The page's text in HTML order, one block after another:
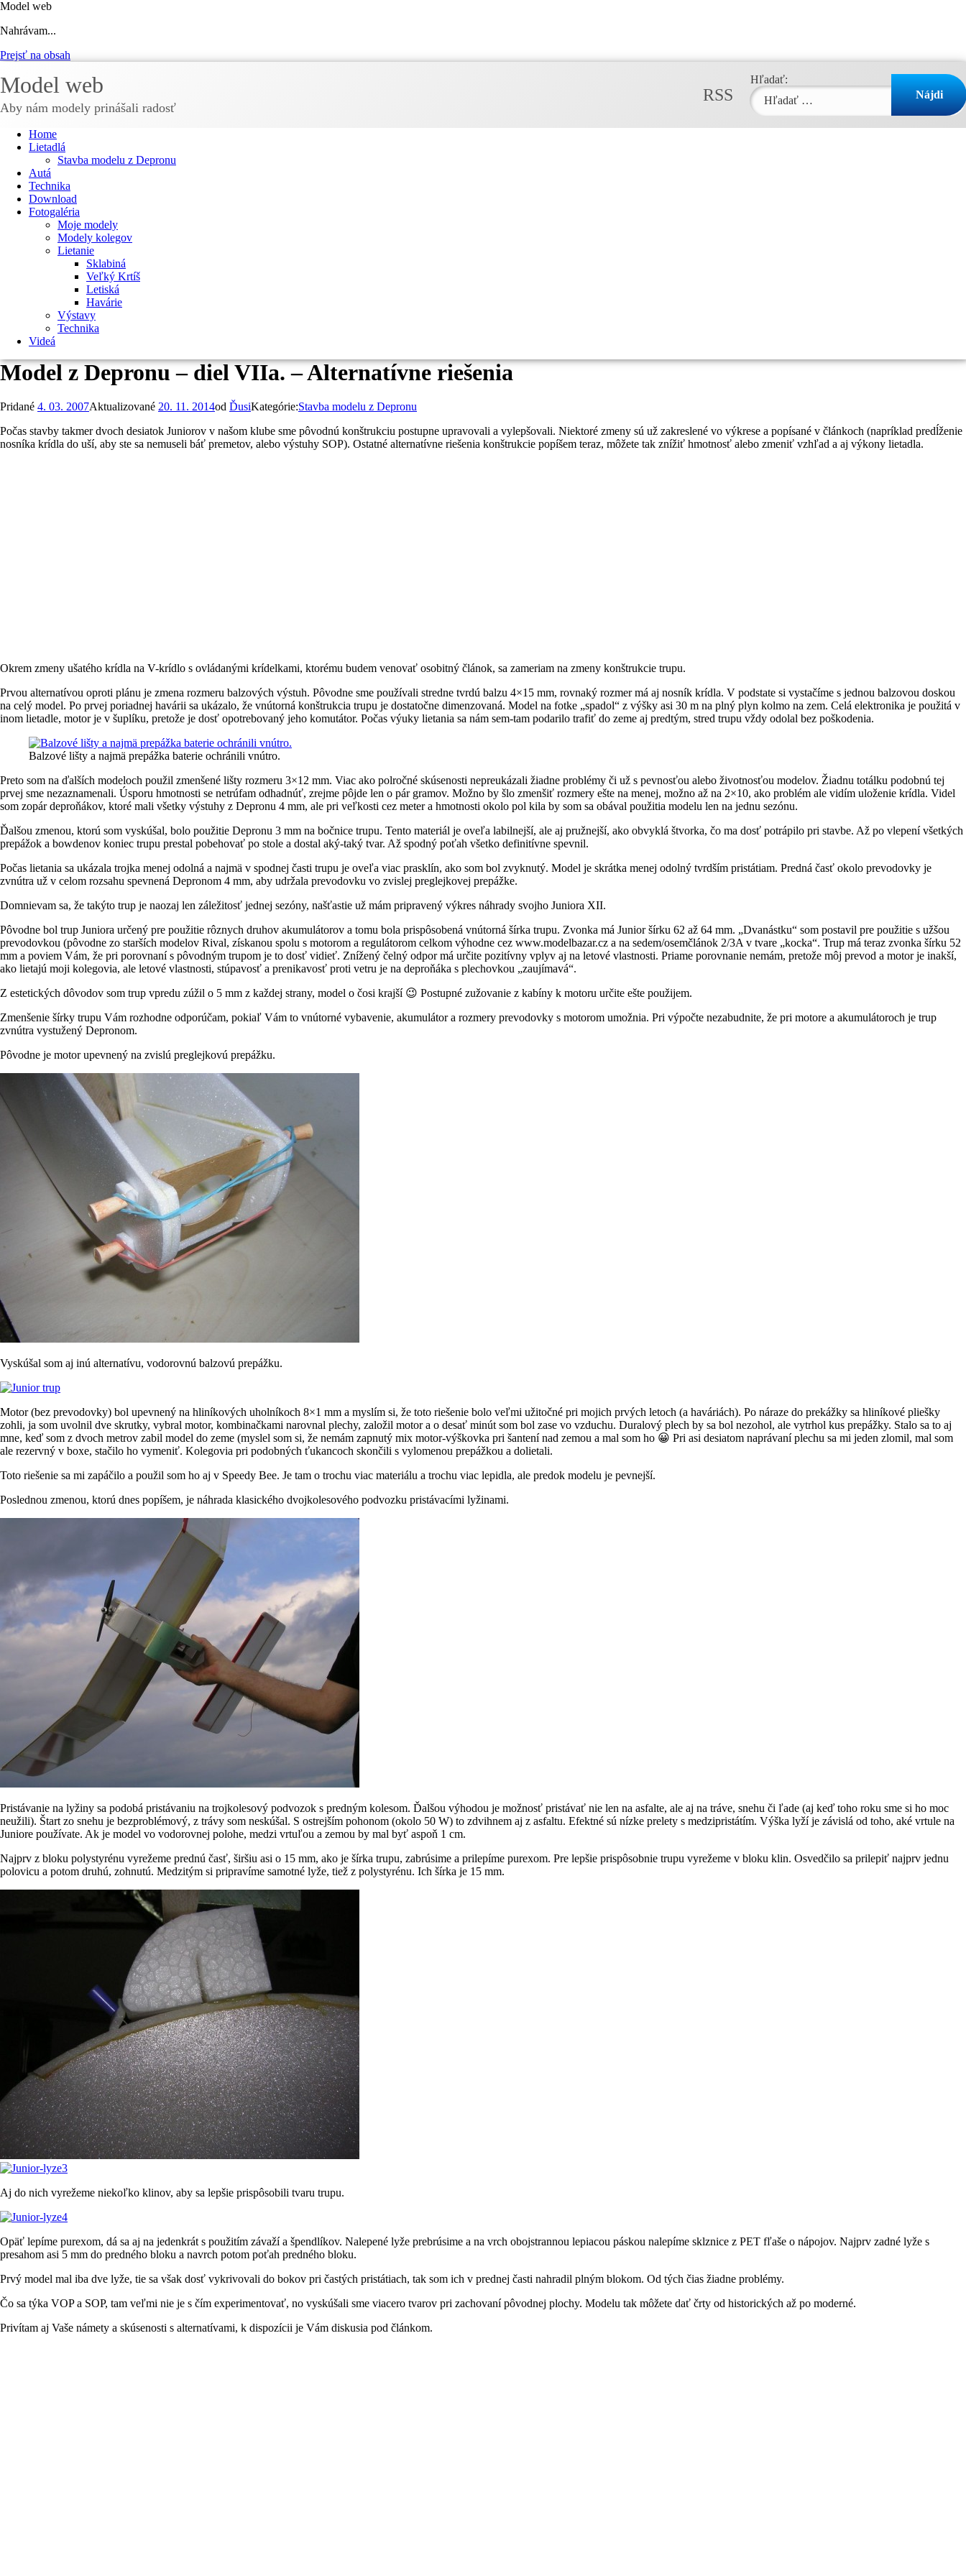
Model web
Nahrávam...
Prejsť na obsah
Model web
Aby nám modely prinášali radosť
RSS
Hľadať:
Home
Lietadlá
Stavba modelu z Depronu
Autá
Technika
Download
Fotogaléria
Moje modely
Modely kolegov
Lietanie
Sklabiná
Veľký Krtíš
Letiská
Havárie
Výstavy
Technika
Videá
Model z Depronu – diel VIIa. – Alternatívne riešenia
Pridané 4. 03. 2007Aktualizované 20. 11. 2014od ĎusiKategórie:Stavba modelu z Depronu
Počas stavby takmer dvoch desiatok Juniorov v našom klube sme pôvodnú konštrukciu postupne upravovali a vylepšovali. Niektoré zmeny sú už zakreslené vo výkrese a popísané v článkoch (napríklad predĺženie
nosníka krídla do uší, aby ste sa nemuseli báť premetov, alebo výstuhy SOP). Ostatné alternatívne riešenia konštrukcie popíšem teraz, môžete tak znížiť hmotnosť alebo zmeniť vzhľad a aj výkony lietadla.
Okrem zmeny ušatého krídla na V-krídlo s ovládanými krídelkami, ktorému budem venovať osobitný článok, sa zameriam na zmeny konštrukcie trupu.
Prvou alternatívou oproti plánu je zmena rozmeru balzových výstuh. Pôvodne sme používali stredne tvrdú balzu 4×15 mm, rovnaký rozmer má aj nosník krídla. V podstate si vystačíme s jednou balzovou doskou
na celý model. Po prvej poriadnej havárii sa ukázalo, že vnútorná konštrukcia trupu je dostatočne dimenzovaná. Model na fotke „spadol“ z výšky asi 30 m na plný plyn kolmo na zem. Celá elektronika je použitá v
inom lietadle, motor je v šuplíku, pretože je dosť opotrebovaný jeho komutátor. Počas výuky lietania sa nám sem-tam podarilo trafiť do zeme aj predtým, stred trupu vždy odolal bez poškodenia.
Balzové lišty a najmä prepážka baterie ochránili vnútro.
Preto som na ďalších modeloch použil zmenšené lišty rozmeru 3×12 mm. Viac ako polročné skúsenosti nepreukázali žiadne problémy či už s pevnosťou alebo životnosťou modelov. Žiadnu totálku podobnú tej
prvej sme nezaznamenali. Úsporu hmotnosti se netrúfam odhadnúť, zrejme pôjde len o pár gramov. Možno by šlo zmenšiť rozmery ešte na menej, možno až na 2×10, ako problém ale vidím uloženie krídla. Videl
som zopár deproňákov, ktoré mali všetky výstuhy z Depronu 4 mm, ale pri veľkosti cez meter a hmotnosti okolo pol kila by som sa obával použitia modelu len na jednu sezónu.
Ďalšou zmenou, ktorú som vyskúšal, bolo použitie Depronu 3 mm na bočnice trupu. Tento materiál je oveľa labilnejší, ale aj pružnejší, ako obvyklá štvorka, čo ma dosť potrápilo pri stavbe. Až po vlepení všetkých
prepážok a bowdenov koniec trupu prestal pobehovať po stole a dostal aký-taký tvar. Až spodný poťah všetko definitívne spevnil.
Počas lietania sa ukázala trojka menej odolná a najmä v spodnej časti trupu je oveľa viac prasklín, ako som bol zvyknutý. Model je skrátka menej odolný tvrdším pristátiam. Predná časť okolo prevodovky je
zvnútra už v celom rozsahu spevnená Depronom 4 mm, aby udržala prevodovku vo zvislej preglejkovej prepážke.
Domnievam sa, že takýto trup je naozaj len záležitosť jednej sezóny, našťastie už mám pripravený výkres náhrady svojho Juniora XII.
Pôvodne bol trup Juniora určený pre použitie rôznych druhov akumulátorov a tomu bola prispôsobená vnútorná šírka trupu. Zvonka má Junior šírku 62 až 64 mm. „Dvanástku“ som postavil pre použitie s užšou
prevodovkou (pôvodne zo starších modelov Rival, získanou spolu s motorom a regulátorom celkom výhodne cez www.modelbazar.cz a na sedem/osemčlánok 2/3A v tvare „kocka“. Trup má teraz zvonka šírku 52
mm a poviem Vám, že pri porovnaní s pôvodným trupom je to dosť vidieť. Znížený čelný odpor má určite pozitívny vplyv aj na letové vlastnosti. Priame porovnanie nemám, pretože môj prevod a motor je inakší,
ako lietajú moji kolegovia, ale letové vlastnosti, stúpavosť a prenikavosť proti vetru je na deproňáka s plechovkou „zaujímavá“.
Z estetických dôvodov som trup vpredu zúžil o 5 mm z každej strany, model o čosi krajší 😉 Postupné zužovanie z kabíny k motoru určite ešte použijem.
Zmenšenie šírky trupu Vám rozhodne odporúčam, pokiaľ Vám to vnútorné vybavenie, akumulátor a rozmery prevodovky s motorom umožnia. Pri výpočte nezabudnite, že pri motore a akumulátoroch je trup
zvnútra vystužený Depronom.
Pôvodne je motor upevnený na zvislú preglejkovú prepážku.
Vyskúšal som aj inú alternatívu, vodorovnú balzovú prepážku.
Motor (bez prevodovky) bol upevnený na hliníkových uholníkoch 8×1 mm a myslím si, že toto riešenie bolo veľmi užitočné pri mojich prvých letoch (a haváriách). Po náraze do prekážky sa hliníkové pliešky
zohli, ja som uvolnil dve skrutky, vybral motor, kombinačkami narovnal plechy, založil motor a o desať minút som bol zase vo vzduchu. Duralový plech by sa bol nezohol, ale vytrhol kus prepážky. Stalo sa to aj
mne, keď som z dvoch metrov zabil model do zeme (myslel som si, že nemám zapnutý mix motor-výškovka pri šantení nad zemou a mal som ho 😀 Pri asi desiatom naprávaní plechu sa mi jeden zlomil, mal som
ale rezervný v boxe, stačilo ho vymeniť. Kolegovia pri podobných ťukancoch skončili s vylomenou prepážkou a dolietali.
Toto riešenie sa mi zapáčilo a použil som ho aj v Speedy Bee. Je tam o trochu viac materiálu a trochu viac lepidla, ale predok modelu je pevnejší.
Poslednou zmenou, ktorú dnes popíšem, je náhrada klasického dvojkolesového podvozku pristávacími lyžinami.
Pristávanie na lyžiny sa podobá pristávaniu na trojkolesový podvozok s predným kolesom. Ďalšou výhodou je možnosť pristávať nie len na asfalte, ale aj na tráve, snehu či ľade (aj keď toho roku sme si ho moc
neužili). Štart zo snehu je bezproblémový, z trávy som neskúšal. S ostrejším pohonom (okolo 50 W) to zdvihnem aj z asfaltu. Efektné sú nízke prelety s medzipristátím. Výška lyží je závislá od toho, aké vrtule na
Juniore používate. Ak je model vo vodorovnej polohe, medzi vrtuľou a zemou by mal byť aspoň 1 cm.
Najprv z bloku polystyrénu vyrežeme prednú časť, širšiu asi o 15 mm, ako je šírka trupu, zabrúsime a prilepíme purexom. Pre lepšie prispôsobnie trupu vyrežeme v bloku klin. Osvedčilo sa prilepiť najprv jednu
polovicu a potom druhú, zohnutú. Medzitým si pripravíme samotné lyže, tiež z polystyrénu. Ich šírka je 15 mm.
Aj do nich vyrežeme niekoľko klinov, aby sa lepšie prispôsobili tvaru trupu.
Opäť lepíme purexom, dá sa aj na jedenkrát s použitím závaží a špendlíkov. Nalepené lyže prebrúsime a na vrch obojstrannou lepiacou páskou nalepíme sklznice z PET fľaše o nápojov. Najprv zadné lyže s
presahom asi 5 mm do predného bloku a navrch potom poťah predného bloku.
Prvý model mal iba dve lyže, tie sa však dosť vykrivovali do bokov pri častých pristátiach, tak som ich v prednej časti nahradil plným blokom. Od tých čias žiadne problémy.
Čo sa týka VOP a SOP, tam veľmi nie je s čím experimentovať, no vyskúšali sme viacero tvarov pri zachovaní pôvodnej plochy. Modelu tak môžete dať črty od historických až po moderné.
Privítam aj Vaše námety a skúsenosti s alternatívami, k dispozícii je Vám diskusia pod článkom.